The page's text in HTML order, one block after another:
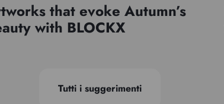
that evoke Autumn’s
with BLOCKX
Tutti i suggerimenti